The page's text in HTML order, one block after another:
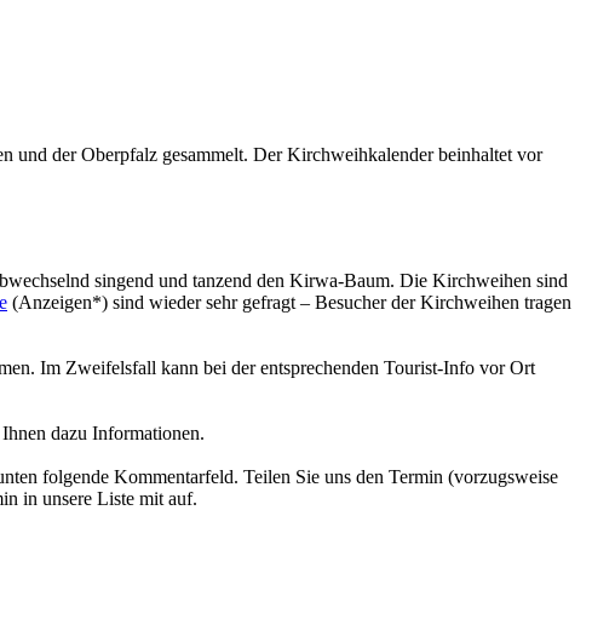
der Oberpfalz gesammelt. Der Kirchweihkalender beinhaltet vor
singend und tanzend den Kirwa-Baum. Die Kirchweihen sind
(Anzeigen*) sind wieder sehr gefragt – Besucher der Kirchweihen tragen
Im Zweifelsfall kann bei der entsprechenden Tourist-Info vor Ort
dazu Informationen.
folgende Kommentarfeld. Teilen Sie uns den Termin (vorzugsweise
in unsere Liste mit auf.